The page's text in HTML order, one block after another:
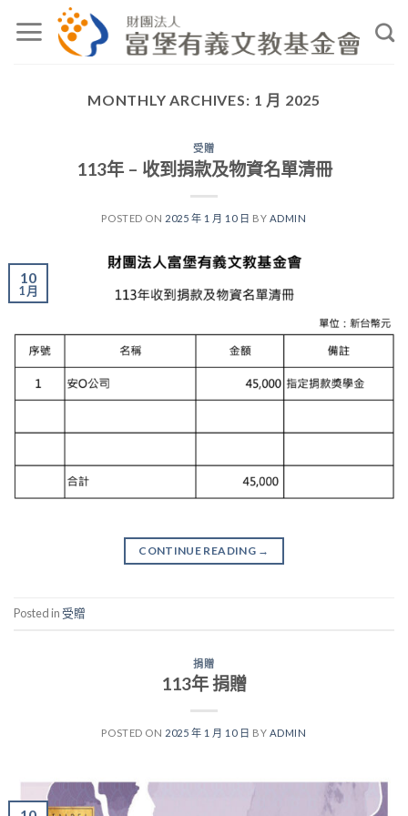
MONTHLY ARCHIVES: 1 月 2025
受贈
113年 – 收到捐款及物資名單清冊
POSTED ON 2025 年 1 月 10 日 BY ADMIN
10
1 月
CONTINUE READING →
Posted in 受贈
捐贈
113年 捐贈
POSTED ON 2025 年 1 月 10 日 BY ADMIN